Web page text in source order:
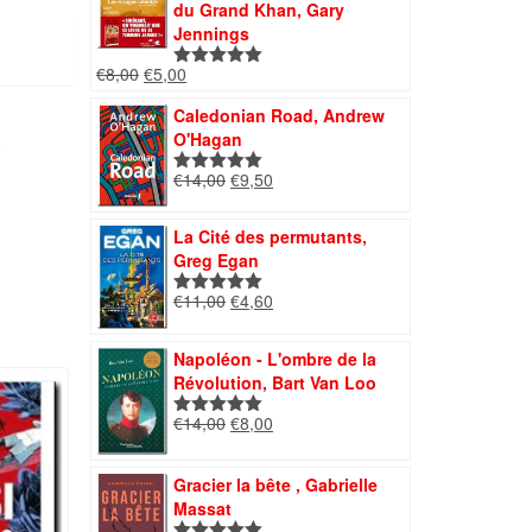
du Grand Khan, Gary
Jennings
Note
€8,00 Le
initial
était :
€8,00.
€5,00
actuel
est :
€5,00.
Caledonian Road, Andrew
O'Hagan
Note5.00
€14,00 Le
initial
était :
€14,00.
€9,50
est :
La Cité des permutants,
Greg Egan
Note5.00
€11,00 Le
était :
€11,00.
€4,60
actuel
est :
€4,60.
Napoléon - L'ombre de la
Révolution, Bart Van Loo
Note5.00
€14,00 Le
était :
€14,00.
€8,00
est :
Gracier la bête , Gabrielle
Massat